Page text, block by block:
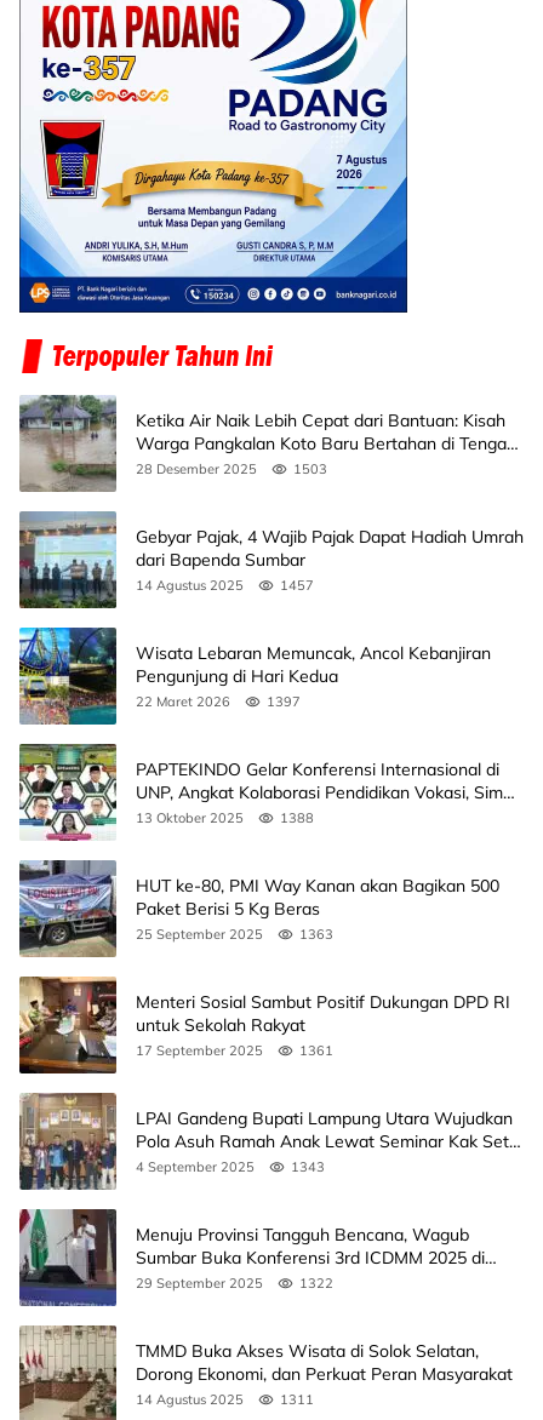
Ketika Air Naik Lebih Cepat dari Bantuan: Kisah
Warga Pangkalan Koto Baru Bertahan di Tengah
Banjir
28 Desember 2025 1503
Gebyar Pajak, 4 Wajib Pajak Dapat Hadiah Umrah
dari Bapenda Sumbar
14 Agustus 2025 1457
Wisata Lebaran Memuncak, Ancol Kebanjiran
Pengunjung di Hari Kedua
22 Maret 2026 1397
PAPTEKINDO Gelar Konferensi Internasional di
UNP, Angkat Kolaborasi Pendidikan Vokasi, Simak
Agendanya
13 Oktober 2025 1388
HUT ke-80, PMI Way Kanan akan Bagikan 500
Paket Berisi 5 Kg Beras
25 September 2025 1363
Menteri Sosial Sambut Positif Dukungan DPD RI
untuk Sekolah Rakyat
17 September 2025 1361
LPAI Gandeng Bupati Lampung Utara Wujudkan
Pola Asuh Ramah Anak Lewat Seminar Kak Seto,
Ini Jadwalnya
4 September 2025 1343
Menuju Provinsi Tangguh Bencana, Wagub
Sumbar Buka Konferensi 3rd ICDMM 2025 di
Unand
29 September 2025 1322
TMMD Buka Akses Wisata di Solok Selatan,
Dorong Ekonomi, dan Perkuat Peran Masyarakat
14 Agustus 2025 1311